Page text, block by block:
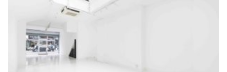
Schitterend uitzicht
Smoking Area
Soundproof
Straatniveau